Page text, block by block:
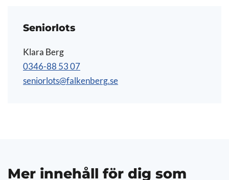
Seniorlots
Klara Berg
0346-88 53 07
seniorlots@falkenberg.se
Mer innehåll för dig som